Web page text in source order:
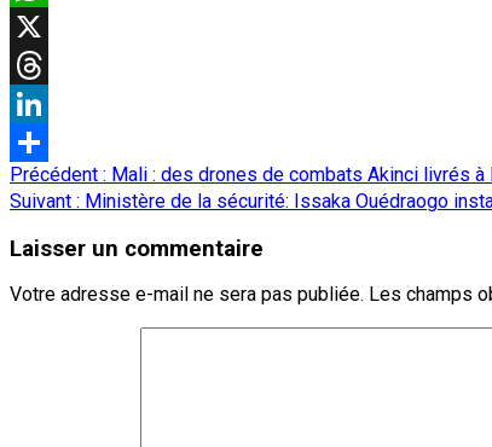
WhatsApp
X
Threads
LinkedIn
Partager
Navigation
d’article
Précédent : Mali : des drones de combats Akinci livrés à
Suivant : Ministère de la sécurité: Issaka Ouédraogo
Laisser un commentaire
Votre adresse e-mail ne sera pas publiée. Les champs